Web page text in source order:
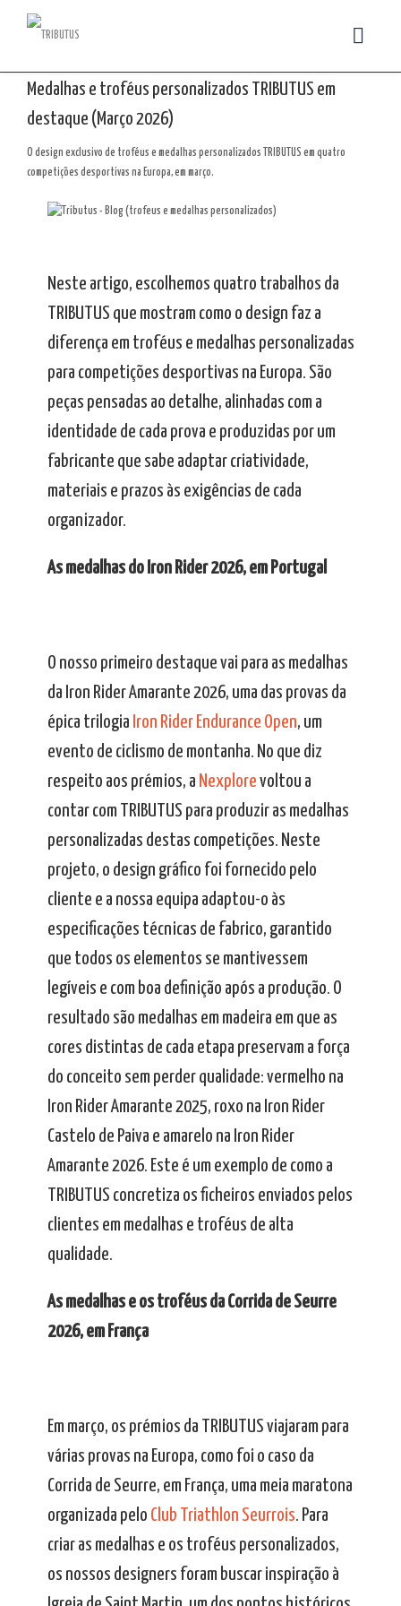
Medalhas e troféus personalizados TRIBUTUS em
destaque (Março 2026)
O design exclusivo de troféus e medalhas personalizados TRIBUTUS em quatro
competições desportivas na Europa, em março.
Neste artigo, escolhemos quatro trabalhos da
TRIBUTUS que mostram como o design faz a
diferença em troféus e medalhas personalizadas
para competições desportivas na Europa. São
peças pensadas ao detalhe, alinhadas com a
identidade de cada prova e produzidas por um
fabricante que sabe adaptar criatividade,
materiais e prazos às exigências de cada
organizador.
As medalhas do Iron Rider 2026, em Portugal
O nosso primeiro destaque vai para as medalhas
da Iron Rider Amarante 2026, uma das provas da
épica trilogia Iron Rider Endurance Open, um
evento de ciclismo de montanha. No que diz
respeito aos prémios, a Nexplore voltou a
contar com TRIBUTUS para produzir as medalhas
personalizadas destas competições. Neste
projeto, o design gráfico foi fornecido pelo
cliente e a nossa equipa adaptou-o às
especificações técnicas de fabrico, garantido
que todos os elementos se mantivessem
legíveis e com boa definição após a produção. O
resultado são medalhas em madeira em que as
cores distintas de cada etapa preservam a força
do conceito sem perder qualidade: vermelho na
Iron Rider Amarante 2025, roxo na Iron Rider
Castelo de Paiva e amarelo na Iron Rider
Amarante 2026. Este é um exemplo de como a
TRIBUTUS concretiza os ficheiros enviados pelos
clientes em medalhas e troféus de alta
qualidade.
As medalhas e os troféus da Corrida de Seurre
2026, em França
Em março, os prémios da TRIBUTUS viajaram para
várias provas na Europa, como foi o caso da
Corrida de Seurre, em França, uma meia maratona
organizada pelo Club Triathlon Seurrois. Para
criar as medalhas e os troféus personalizados,
os nossos designers foram buscar inspiração à